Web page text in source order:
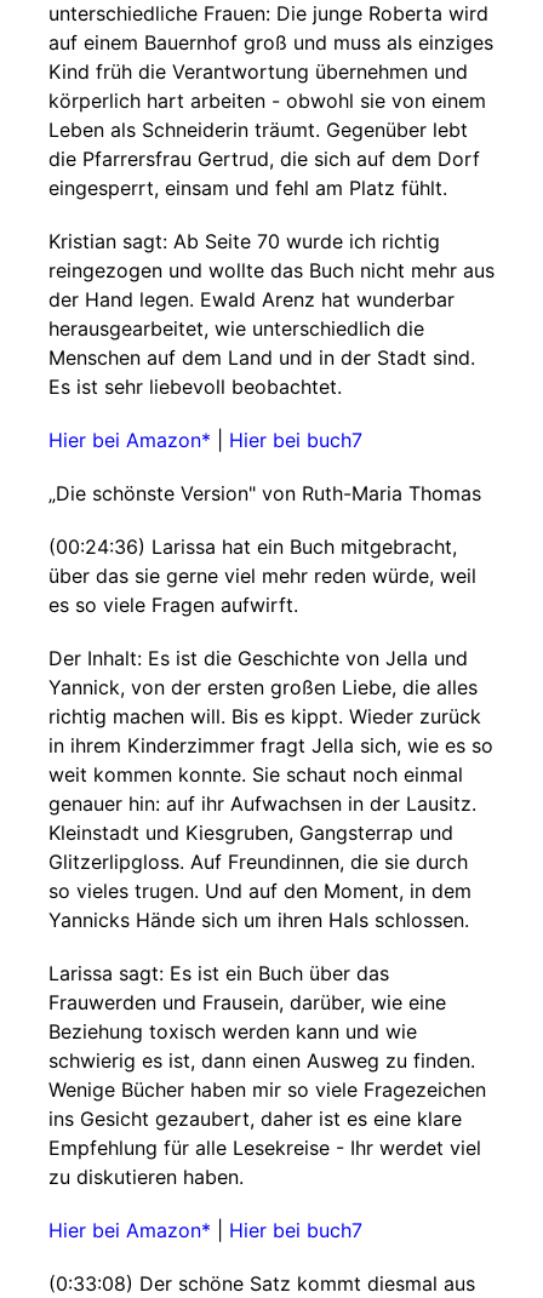
unterschiedliche Frauen: Die junge Roberta wird
auf einem Bauernhof groß und muss als einziges
Kind früh die Verantwortung übernehmen und
körperlich hart arbeiten - obwohl sie von einem
Leben als Schneiderin träumt. Gegenüber lebt
die Pfarrersfrau Gertrud, die sich auf dem Dorf
eingesperrt, einsam und fehl am Platz fühlt.
Kristian sagt: Ab Seite 70 wurde ich richtig
reingezogen und wollte das Buch nicht mehr aus
der Hand legen. Ewald Arenz hat wunderbar
herausgearbeitet, wie unterschiedlich die
Menschen auf dem Land und in der Stadt sind.
Es ist sehr liebevoll beobachtet.
Hier bei Amazon* Hier bei buch7
„Die schönste Version" von Ruth-Maria Thomas
(00:24:36) Larissa hat ein Buch mitgebracht,
über das sie gerne viel mehr reden würde, weil
es so viele Fragen aufwirft.
Der Inhalt: Es ist die Geschichte von Jella und
Yannick, von der ersten großen Liebe, die alles
richtig machen will. Bis es kippt. Wieder zurück
in ihrem Kinderzimmer fragt Jella sich, wie es so
weit kommen konnte. Sie schaut noch einmal
genauer hin: auf ihr Aufwachsen in der Lausitz.
Kleinstadt und Kiesgruben, Gangsterrap und
Glitzerlipgloss. Auf Freundinnen, die sie durch
so vieles trugen. Und auf den Moment, in dem
Yannicks Hände sich um ihren Hals schlossen.
Larissa sagt: Es ist ein Buch über das
Frauwerden und Frausein, darüber, wie eine
Beziehung toxisch werden kann und wie
schwierig es ist, dann einen Ausweg zu finden.
Wenige Bücher haben mir so viele Fragezeichen
ins Gesicht gezaubert, daher ist es eine klare
Empfehlung für alle Lesekreise - Ihr werdet viel
zu diskutieren haben.
Hier bei Amazon* Hier bei buch7
(0:33:08) Der schöne Satz kommt diesmal aus